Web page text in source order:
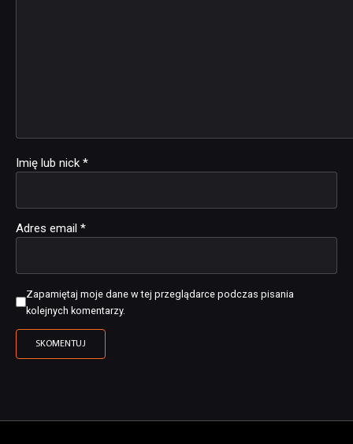
Imię lub nick *
Adres email *
Zapamiętaj moje dane w tej przeglądarce podczas pisania
kolejnych komentarzy.